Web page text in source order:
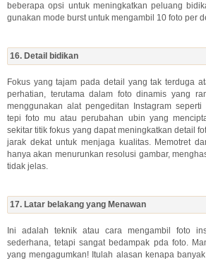
beberapa opsi untuk meningkatkan peluang
gunakan mode burst untuk mengambil 10 foto per
16. Detail bidikan
Fokus yang tajam pada detail yang tak terduga
perhatian, terutama dalam foto dinamis yang
menggunakan alat pengeditan Instagram seperti
tepi foto mu atau perubahan ubin yang
sekitar titik fokus yang dapat meningkatkan detail
jarak dekat untuk menjaga kualitas. Memotret
hanya akan menurunkan resolusi gambar,
tidak jelas.
17. Latar belakang yang Menawan
Ini adalah teknik atau cara mengambil foto
sederhana, tetapi sangat bedampak pda foto.
yang mengagumkan! Itulah alasan kenapa